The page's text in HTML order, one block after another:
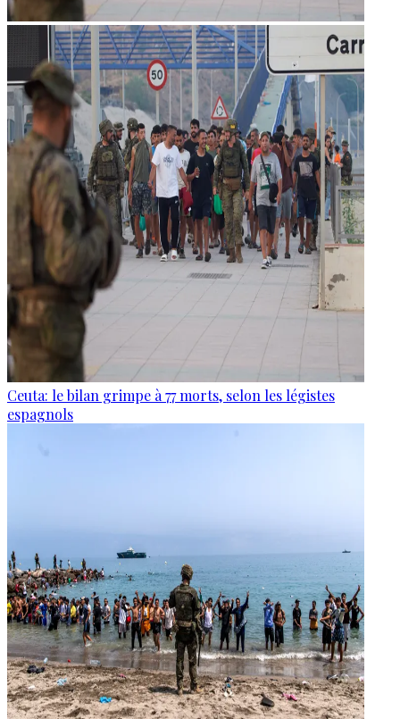
Ceuta: le bilan grimpe à 77 morts, selon les légistes
espagnols